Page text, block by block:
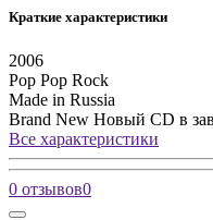
Краткие характеристики
2006
Pop Pop Rock
Made in Russia
Brand New Новый CD в
Все характеристики
0 отзывов0